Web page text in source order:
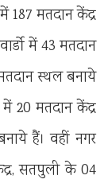
187 मतदान केंद्र
में 43 मतदान
स्थल बनाये
20 मतदान केंद्र
हैं। वहीं नगर
सतपुली के 04